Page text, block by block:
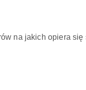
na jakich opiera